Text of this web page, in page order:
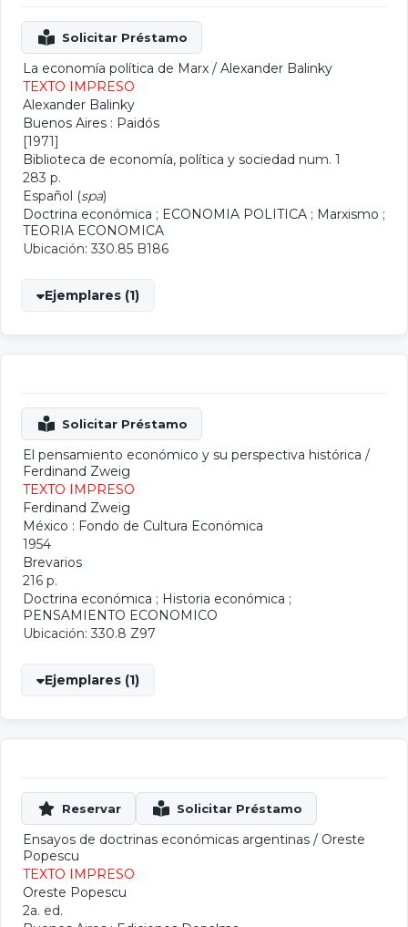
La economía política de Marx / Alexander Balinky
TEXTO IMPRESO
Alexander Balinky
Buenos Aires : Paidós
[1971]
Biblioteca de economía, política y sociedad num. 1
283 p.
Español (spa)
Doctrina económica ; ECONOMIA POLITICA ; Marxismo ;
TEORIA ECONOMICA
Ubicación: 330.85 B186
Ejemplares (1)
El pensamiento económico y su perspectiva histórica /
Ferdinand Zweig
TEXTO IMPRESO
Ferdinand Zweig
México : Fondo de Cultura Económica
1954
Brevarios
216 p.
Doctrina económica ; Historia económica ;
PENSAMIENTO ECONOMICO
Ubicación: 330.8 Z97
Ejemplares (1)
Ensayos de doctrinas económicas argentinas / Oreste
Popescu
TEXTO IMPRESO
Oreste Popescu
2a. ed.